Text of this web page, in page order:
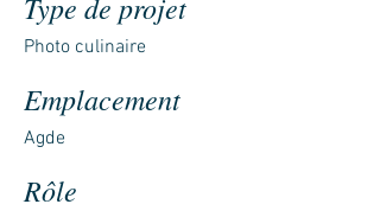
Photo culinaire
Emplacement
Agde
Rôle